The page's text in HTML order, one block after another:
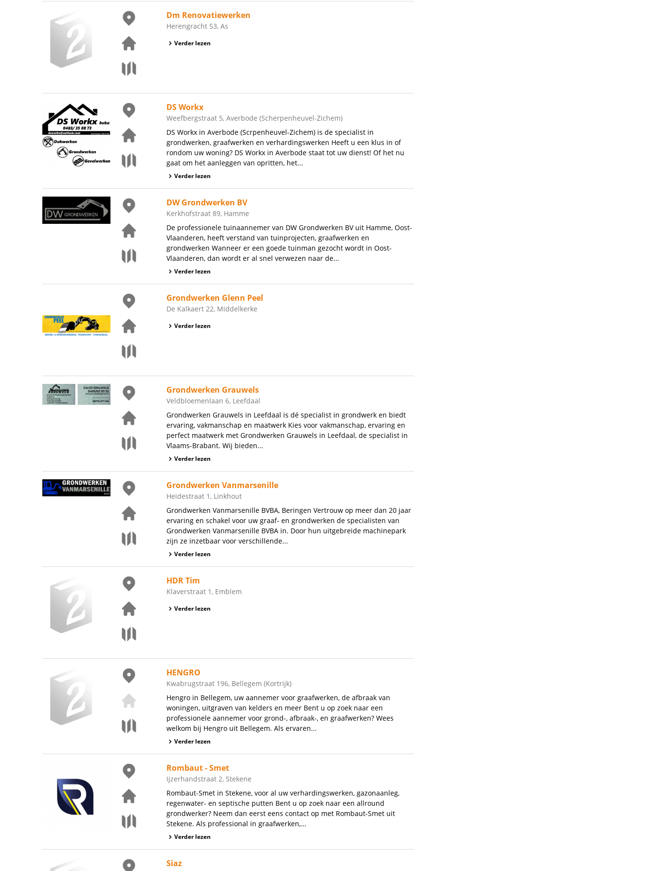
Dm Renovatiewerken
Herengracht 53, As
Verder lezen
DS Workx
Weefbergstraat 5, Averbode (Scherpenheuvel-Zichem)
DS Workx in Averbode (Scrpenheuvel-Zichem) is de specialist in
grondwerken, graafwerken en verhardingswerken Heeft u een klus in of
rondom uw woning? DS Workx in Averbode staat tot uw dienst! Of het nu
gaat om het aanleggen van opritten, het...
Verder lezen
DW Grondwerken BV
Kerkhofstraat 89, Hamme
De professionele tuinaannemer van DW Grondwerken BV uit Hamme, Oost-
Vlaanderen, heeft verstand van tuinprojecten, graafwerken en
grondwerken Wanneer er een goede tuinman gezocht wordt in Oost-
Vlaanderen, dan wordt er al snel verwezen naar de...
Verder lezen
Grondwerken Glenn Peel
De Kalkaert 22, Middelkerke
Verder lezen
Grondwerken Grauwels
Veldbloemenlaan 6, Leefdaal
Grondwerken Grauwels in Leefdaal is dé specialist in grondwerk en biedt
ervaring, vakmanschap en maatwerk Kies voor vakmanschap, ervaring en
perfect maatwerk met Grondwerken Grauwels in Leefdaal, de specialist in
Vlaams-Brabant. Wij bieden...
Verder lezen
Grondwerken Vanmarsenille
Heidestraat 1, Linkhout
Grondwerken Vanmarsenille BVBA, Beringen Vertrouw op meer dan 20 jaar
ervaring en schakel voor uw graaf- en grondwerken de specialisten van
Grondwerken Vanmarsenille BVBA in. Door hun uitgebreide machinepark
zijn ze inzetbaar voor verschillende...
Verder lezen
HDR Tim
Klaverstraat 1, Emblem
Verder lezen
HENGRO
Kwabrugstraat 196, Bellegem (Kortrijk)
Hengro in Bellegem, uw aannemer voor graafwerken, de afbraak van
woningen, uitgraven van kelders en meer Bent u op zoek naar een
professionele aannemer voor grond-, afbraak-, en graafwerken? Wees
welkom bij Hengro uit Bellegem. Als ervaren...
Verder lezen
Rombaut - Smet
Ijzerhandstraat 2, Stekene
Rombaut-Smet in Stekene, voor al uw verhardingswerken, gazonaanleg,
regenwater- en septische putten Bent u op zoek naar een allround
grondwerker? Neem dan eerst eens contact op met Rombaut-Smet uit
Stekene. Als professional in graafwerken,...
Verder lezen
Siaz